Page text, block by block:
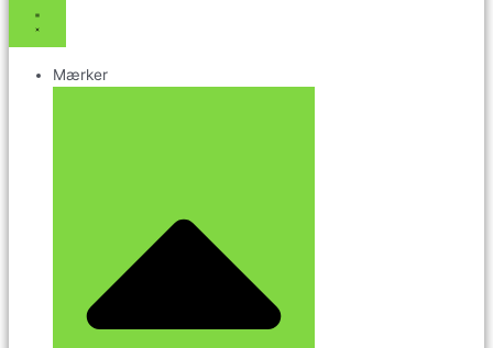
Mærker